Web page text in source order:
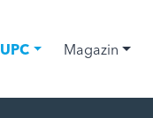
UPC Magazin